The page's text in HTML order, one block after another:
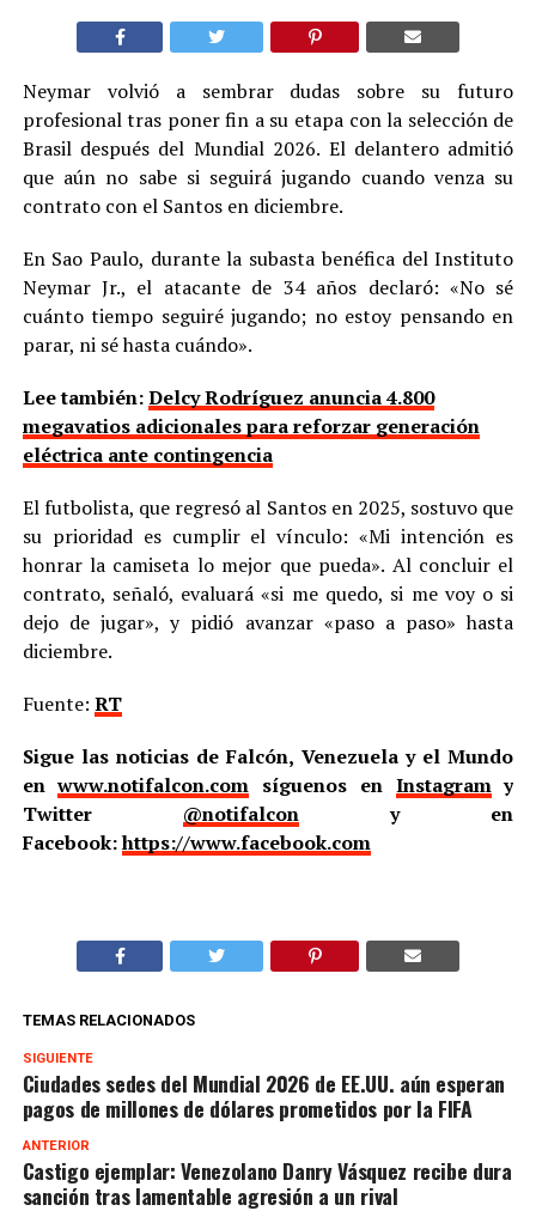
Neymar volvió a sembrar dudas sobre su futuro
profesional tras poner fin a su etapa con la selección de
Brasil después del Mundial 2026. El delantero admitió
que aún no sabe si seguirá jugando cuando venza su
contrato con el Santos en diciembre.
En Sao Paulo, durante la subasta benéfica del Instituto
Neymar Jr., el atacante de 34 años declaró: «No sé
cuánto tiempo seguiré jugando; no estoy pensando en
parar, ni sé hasta cuándo».
Lee también:Delcy Rodríguez anuncia 4.800
megavatios adicionales para reforzar generación
eléctrica ante contingencia
El futbolista, que regresó al Santos en 2025, sostuvo que
su prioridad es cumplir el vínculo: «Mi intención es
honrar la camiseta lo mejor que pueda». Al concluir el
contrato, señaló, evaluará «si me quedo, si me voy o si
dejo de jugar», y pidió avanzar «paso a paso» hasta
diciembre.
Fuente: RT
Sigue las noticias de Falcón, Venezuela y el Mundo
enwww.notifalcon.com síguenos en Instagramy
Twitter @notifalcony en
Facebook:https://www.facebook.com
TEMAS RELACIONADOS
SIGUIENTE
Ciudades sedes del Mundial 2026 de EE.UU. aún esperan
pagos de millones de dólares prometidos por la FIFA
ANTERIOR
Castigo ejemplar: Venezolano Danry Vásquez recibe dura
sanción tras lamentable agresión a un rival